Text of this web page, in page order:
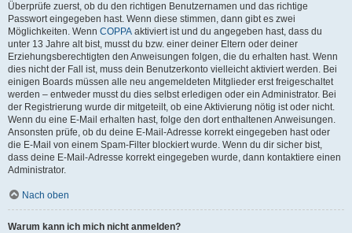
Überprüfe zuerst, ob du den richtigen Benutzernamen und das richtige
Passwort eingegeben hast. Wenn diese stimmen, dann gibt es zwei
Möglichkeiten. Wenn COPPA aktiviert ist und du angegeben hast, dass du
unter 13 Jahre alt bist, musst du bzw. einer deiner Eltern oder deiner
Erziehungsberechtigten den Anweisungen folgen, die du erhalten hast. Wenn
dies nicht der Fall ist, muss dein Benutzerkonto vielleicht aktiviert werden. Bei
einigen Boards müssen alle neu angemeldeten Mitglieder erst freigeschaltet
werden – entweder musst du dies selbst erledigen oder ein Administrator. Bei
der Registrierung wurde dir mitgeteilt, ob eine Aktivierung nötig ist oder nicht.
Wenn du eine E-Mail erhalten hast, folge den dort enthaltenen Anweisungen.
Ansonsten prüfe, ob du deine E-Mail-Adresse korrekt eingegeben hast oder
die E-Mail von einem Spam-Filter blockiert wurde. Wenn du dir sicher bist,
dass deine E-Mail-Adresse korrekt eingegeben wurde, dann kontaktiere einen
Administrator.
Nach oben
Warum kann ich mich nicht anmelden?